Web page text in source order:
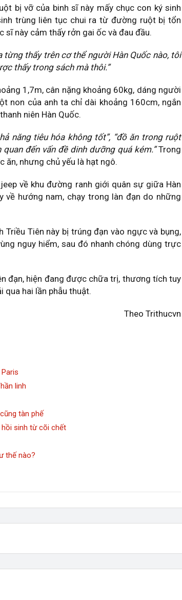
bị vỡ của binh sĩ này mấy chục con ký sinh
trùng liên tục chui ra từ đường ruột bị tổn
này cảm thấy rởn gai ốc và đau đầu.
từng thấy trên cơ thể người Hàn Quốc nào, tôi
thấy trong sách mà thôi.”
1,7m, cân nặng khoảng 60kg, dáng người
non của anh ta chỉ dài khoảng 160cm, ngắn
niên Hàn Quốc.
năng tiêu hóa không tốt”, “đồ ăn trong ruột
đến vấn đề dinh dưỡng quá kém.”Trong
ăn, nhưng chủ yếu là hạt ngô.
về khu đường ranh giới quân sự giữa Hàn
về hướng nam, chạy trong làn đạn do những
Tiên này bị trúng đạn vào ngực và bụng,
nguy hiểm, sau đó nhanh chóng dùng trực
đạn, hiện đang được chữa trị, thương tích tuy
qua hai lần phẫu thuật.
Theo Trithucvn
linh
tàn phế
hồi sinh từ cõi chết
thế nào?